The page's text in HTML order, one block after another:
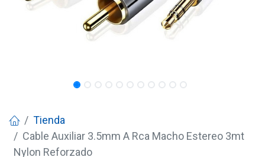
Tienda
Cable Auxiliar 3.5mm A Rca Macho Estereo 3mt
Nylon Reforzado